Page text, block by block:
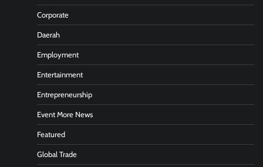
Corporate
Daerah
Employment
Entertainment
Entrepreneurship
Event More News
Featured
Global Trade